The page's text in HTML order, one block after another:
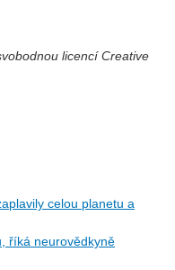
licencí Creative
celou planetu a
říká neurovědkyně